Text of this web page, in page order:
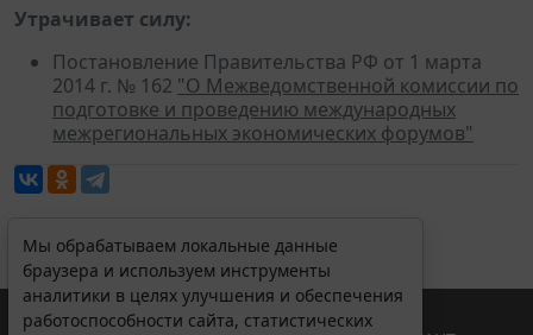
Утрачивает силу:
Постановление Правительства РФ от 1 марта
2014 г. № 162 "О Межведомственной комиссии по
подготовке и проведению международных
межрегиональных экономических форумов"
Мы обрабатываем локальные данные
браузера и используем инструменты
аналитики в целях улучшения и обеспечения
работоспособности сайта, статистических